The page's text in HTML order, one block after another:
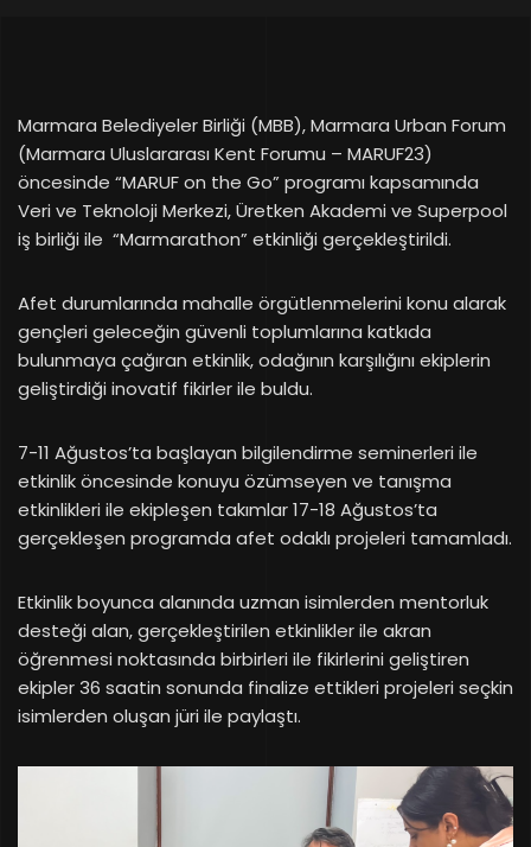
Marmara Belediyeler Birliği (MBB), Marmara Urban Forum
(Marmara Uluslararası Kent Forumu – MARUF23)
öncesinde “MARUF on the Go” programı kapsamında
Veri ve Teknoloji Merkezi, Üretken Akademi ve Superpool
iş birliği ile “Marmarathon” etkinliği gerçekleştirildi.
Afet durumlarında mahalle örgütlenmelerini konu alarak
gençleri geleceğin güvenli toplumlarına katkıda
bulunmaya çağıran etkinlik, odağının karşılığını ekiplerin
geliştirdiği inovatif fikirler ile buldu.
7-11 Ağustos’ta başlayan bilgilendirme seminerleri ile
etkinlik öncesinde konuyu özümseyen ve tanışma
etkinlikleri ile ekipleşen takımlar 17-18 Ağustos’ta
gerçekleşen programda afet odaklı projeleri tamamladı.
Etkinlik boyunca alanında uzman isimlerden mentorluk
desteği alan, gerçekleştirilen etkinlikler ile akran
öğrenmesi noktasında birbirleri ile fikirlerini geliştiren
ekipler 36 saatin sonunda finalize ettikleri projeleri seçkin
isimlerden oluşan jüri ile paylaştı.